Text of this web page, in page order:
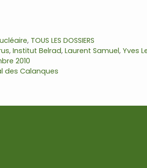
, TOUS LES DOSSIERS
,Institut Belrad,Laurent Samuel,Yves
2010
des Calanques